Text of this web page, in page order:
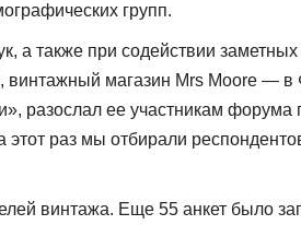
групп.
а также при содействии
винтажный магазин Mrs Moore —
разослал ее участникам форума
раз мы отбирали
винтажа. Еще 55 анкет было